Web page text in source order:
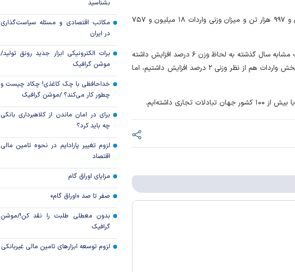
میزان وزنی کالا‌های صادراتی در این مدت ۷۴ میلیون و ۹۹۷ هزار تن و میزان وزنی واردات ۱۸ میلیون و ۷۵۷
در این مدت صادرات غیر‌نفتی کشورمان نسبت به مدت مشابه سال گذشته به لحاظ وزن ۶ درصد افزایش داشته
و از نظر ارزش تغییر محسوسی مشاهده نمی‌شود. در بخش واردات هم از نظر وزنی ۲ درصد افزایش داشتیم، اما
داشته‌ایم.
تولید
افزایش سپرده قانونی، سیاستی برای
مهار تورم
پیام مدیرعامل بانک توسعه تعاون به
مناسبت ۱۵ مرداد، سالروز تأسیس
بانک
بشناسید
مکاتب اقتصادی و مسئله سیاست‌گذاری
در ایران
برات الکترونیکی ابزار جدید رونق تولید/
موشن گرافیک
خداحافظی با چک کاغذی! چکاد چیست و
چطور کار می‌کند؟ /موشن گرافیک
برای در امان ماندن از کلاهبرداری بانکی
چه باید کرد؟
لزوم تغییر پارادایم در نحوه تامین مالی
اقتصاد
مزایای اوراق گام
صفر تا صد «اوراق گام»
بدون معطلی طلبت را نقد کن!/موشن
گرافیک
لزوم توسعه ابزارهای تامین مالی غیربانکی